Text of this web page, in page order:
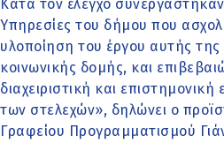
Κατά τον έλεγχο συνεργάστηκαν
Υπηρεσίες του δήμου που
υλοποίηση του έργου αυτής της
κοινωνικής δομής, και
διαχειριστική και
των στελεχών», δηλώνει ο
Γραφείου Προγραμματισμού